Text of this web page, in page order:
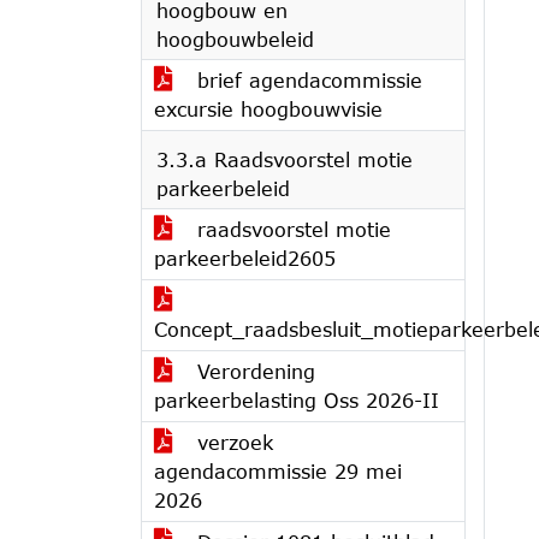
hoogbouw en
hoogbouwbeleid
brief agendacommissie
excursie hoogbouwvisie
3.3.a Raadsvoorstel motie
parkeerbeleid
raadsvoorstel motie
parkeerbeleid2605
Verordening
parkeerbelasting Oss 2026-II
verzoek
agendacommissie 29 mei
2026